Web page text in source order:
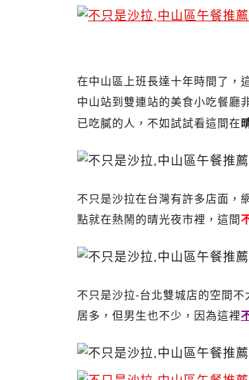
在中山區上班長達十年時間了，
中山站到雙連站的美食小吃餐廳
已吃膩的人，不如試試看這間在
不只是沙拉在台灣有許多店面，
點就在熱鬧的晴光夜市裡，這間
不只是沙拉-台北雙城店的空間
居多，但男生也不少，因為這裡